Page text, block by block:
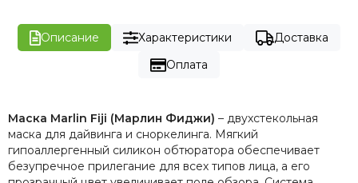
Описание Характеристики
Доставка
Оплата
Маска Marlin Fiji (Марлин Фиджи) – двухстекольная
маска для дайвинга и сноркелинга. Мягкий
гипоаллергенный силикон обтюратора обеспечивает
безупречное прилегание для всех типов лица, а его